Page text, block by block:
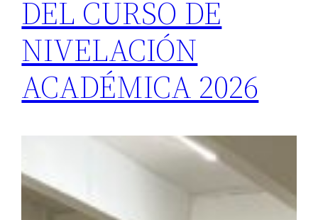
DEL CURSO DE
NIVELACIÓN
ACADÉMICA 2026